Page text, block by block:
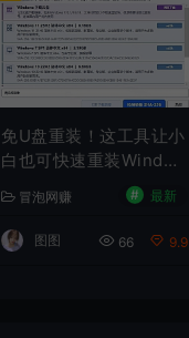
免U盘重装！这工具让小
白也可快速重装Windo
ws，支持无人值守配
置，数据无忧CmzPrep
_Rev2
冒泡网赚 # 最新
图图 66 9.9